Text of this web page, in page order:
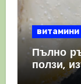
витамини
Пълно
ползи,